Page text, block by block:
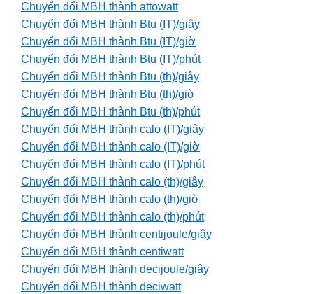
Chuyển đổi MBH thành attowatt
Chuyển đổi MBH thành Btu (IT)/giây
Chuyển đổi MBH thành Btu (IT)/giờ
Chuyển đổi MBH thành Btu (IT)/phút
Chuyển đổi MBH thành Btu (th)/giây
Chuyển đổi MBH thành Btu (th)/giờ
Chuyển đổi MBH thành Btu (th)/phút
Chuyển đổi MBH thành calo (IT)/giây
Chuyển đổi MBH thành calo (IT)/giờ
Chuyển đổi MBH thành calo (IT)/phút
Chuyển đổi MBH thành calo (th)/giây
Chuyển đổi MBH thành calo (th)/giờ
Chuyển đổi MBH thành calo (th)/phút
Chuyển đổi MBH thành centijoule/giây
Chuyển đổi MBH thành centiwatt
Chuyển đổi MBH thành decijoule/giây
Chuyển đổi MBH thành deciwatt